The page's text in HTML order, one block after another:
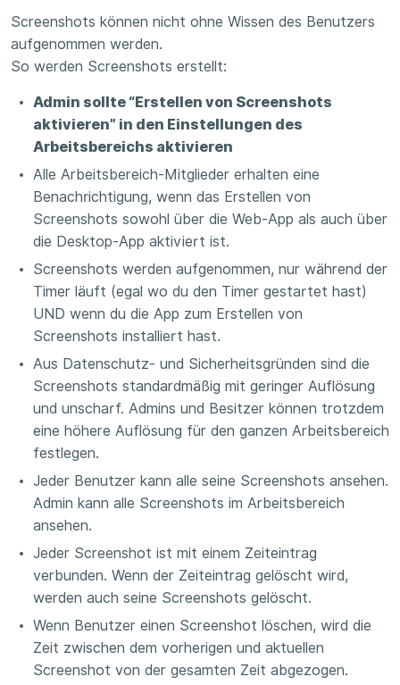
Screenshots können nicht ohne Wissen des Benutzers
aufgenommen werden.
So werden Screenshots erstellt:
Admin sollte “Erstellen von Screenshots
aktivieren” in den Einstellungen des
Arbeitsbereichs aktivieren
Alle Arbeitsbereich-Mitglieder erhalten eine
Benachrichtigung, wenn das Erstellen von
Screenshots sowohl über die Web-App als auch über
die Desktop-App aktiviert ist.
Screenshots werden aufgenommen, nur während der
Timer läuft (egal wo du den Timer gestartet hast)
UND wenn du die App zum Erstellen von
Screenshots installiert hast.
Aus Datenschutz- und Sicherheitsgründen sind die
Screenshots standardmäßig mit geringer Auflösung
und unscharf. Admins und Besitzer können trotzdem
eine höhere Auflösung für den ganzen Arbeitsbereich
festlegen.
Jeder Benutzer kann alle seine Screenshots ansehen.
Admin kann alle Screenshots im Arbeitsbereich
ansehen.
Jeder Screenshot ist mit einem Zeiteintrag
verbunden. Wenn der Zeiteintrag gelöscht wird,
werden auch seine Screenshots gelöscht.
Wenn Benutzer einen Screenshot löschen, wird die
Zeit zwischen dem vorherigen und aktuellen
Screenshot von der gesamten Zeit abgezogen.